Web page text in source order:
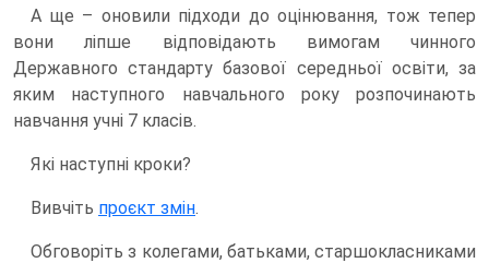
А ще – оновили підходи до оцінювання, тож тепер
вони ліпше відповідають вимогам чинного
Державного стандарту базової середньої освіти, за
яким наступного навчального року розпочинають
навчання учні 7 класів.
Які наступні кроки?
Вивчіть проєкт змін.
Обговоріть з колегами, батьками, старшокласниками